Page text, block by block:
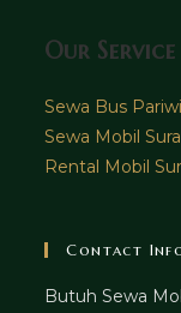
Our Service
Sewa Bus
Sewa Mobil
Rental Mobil
Contact
Butuh Sewa